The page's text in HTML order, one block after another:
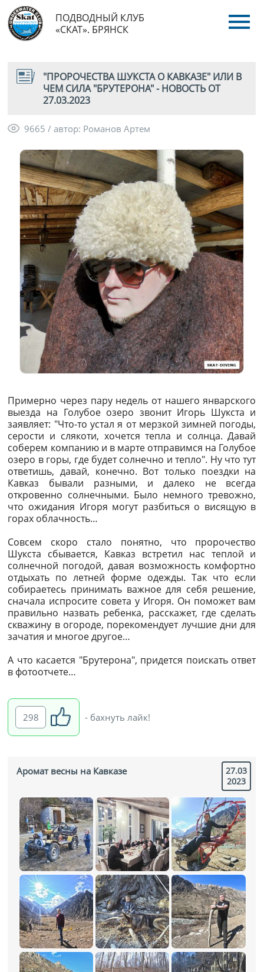
ПОДВОДНЫЙ КЛУБ
«СКАТ». БРЯНСК
"ПРОРОЧЕСТВА ШУКСТА О КАВКАЗЕ" ИЛИ В
ЧЕМ СИЛА "БРУТЕРОНА" - НОВОСТЬ ОТ
27.03.2023
9665 / автор: Романов Артем
Примерно через пару недель от нашего январского
выезда на Голубое озеро звонит Игорь Шукста и
заявляет: "Что-то устал я от мерзкой зимней погоды,
серости и слякоти, хочется тепла и солнца. Давай
соберем компанию и в марте отправимся на Голубое
озеро в горы, где будет солнечно и тепло". Ну что тут
ответишь, давай, конечно. Вот только поездки на
Кавказ бывали разными, и далеко не всегда
откровенно солнечными. Было немного тревожно,
что ожидания Игоря могут разбиться о висящую в
горах облачность…
Совсем скоро стало понятно, что пророчество
Шукста сбывается, Кавказ встретил нас теплой и
солнечной погодой, давая возможность комфортно
отдыхать по летней форме одежды. Так что если
собираетесь принимать важное для себя решение,
сначала испросите совета у Игоря. Он поможет вам
правильно назвать ребенка, расскажет, где сделать
скважину в огороде, порекомендует лучшие дни для
зачатия и многое другое…
А что касается "Брутерона", придется поискать ответ
в фотоотчете…
298 - бахнуть лайк!
27.03
2023
Аромат весны на Кавказе